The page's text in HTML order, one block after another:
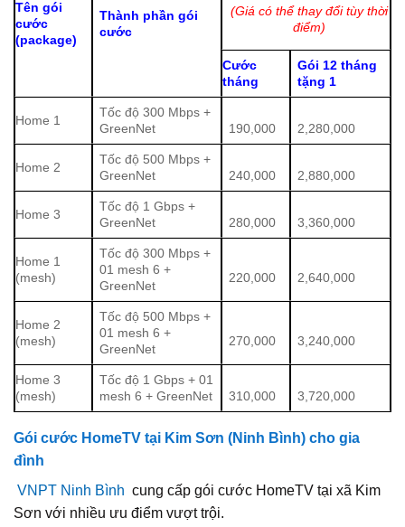
Tên gói
cước
(package)
Thành phần gói
cước
(Giá có thể thay đổi tùy thời
điểm)
Cước
tháng
Gói 12 tháng
tặng 1
Home 1
Tốc độ 300 Mbps +
GreenNet
190,000 2,280,000
Home 2
Tốc độ 500 Mbps +
GreenNet
240,000 2,880,000
Home 3
Tốc độ 1 Gbps +
GreenNet
280,000 3,360,000
Home 1
(mesh)
Tốc độ 300 Mbps +
01 mesh 6 +
GreenNet
220,000 2,640,000
Home 2
(mesh)
Tốc độ 500 Mbps +
01 mesh 6 +
GreenNet
270,000 3,240,000
Home 3
(mesh)
Tốc độ 1 Gbps + 01
mesh 6 + GreenNet
310,000 3,720,000
Gói cước HomeTV tại Kim Sơn (Ninh Bình) cho gia
đình
VNPT Ninh Bình cung cấp gói cước HomeTV tại xã Kim
Sơn với nhiều ưu điểm vượt trội.